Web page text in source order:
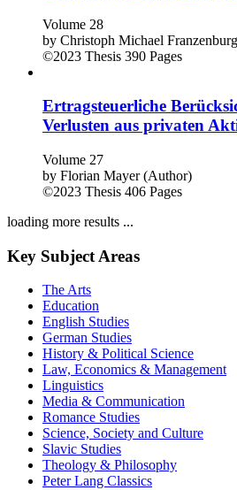
Volume 28
by Christoph Michael
©2023 Thesis 390 Pages
Ertragsteuerliche
Verlusten aus privaten
Volume 27
by Florian Mayer (Author)
©2023 Thesis 406 Pages
loading more results ...
Key Subject Areas
The Arts
Education
English Studies
German Studies
History & Political Science
Law, Economics & Management
Linguistics
Media & Communication
Romance Studies
Science, Society and Culture
Slavic Studies
Theology & Philosophy
Peter Lang Classics